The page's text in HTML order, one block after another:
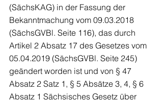
(SächsKAG) in der Fassung der
Bekanntmachung vom 09.03.2018
(SächsGVBl. Seite 116), das durch
Artikel 2 Absatz 17 des Gesetzes vom
05.04.2019 (SächsGVBl. Seite 245)
geändert worden ist und von § 47
Absatz 2 Satz 1, § 5 Absätze 3, 4, § 6
Absatz 1 Sächsisches Gesetz über